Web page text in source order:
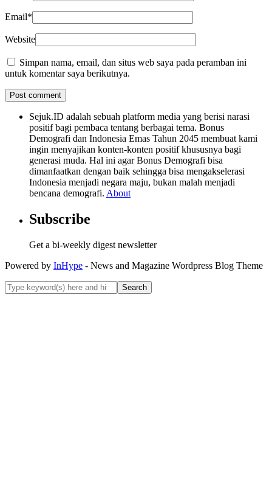
Email*
Website
Simpan nama, email, dan situs web saya pada peramban ini
untuk komentar saya berikutnya.
Sejuk.ID adalah sebuah platform media yang berisi narasi
positif bagi pembaca tentang berbagai tema. Bonus
Demografi dan Indonesia Emas Tahun 2045 membuat kami
ingin menyajikan konten-konten positif khususnya bagi
generasi muda. Hal ini agar Bonus Demografi bisa
dimanfaatkan dengan baik sehingga bisa mengakselerasi
Indonesia menjadi negara maju, bukan malah menjadi
bencana demografi. About
Subscribe
Get a bi-weekly digest newsletter
Powered by InHype - News and Magazine Wordpress Blog Theme